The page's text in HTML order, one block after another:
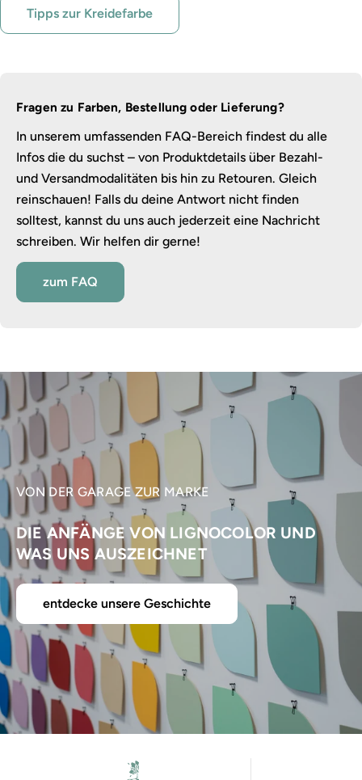
Tipps zur Kreidefarbe
Fragen zu Farben, Bestellung oder Lieferung?
In unserem umfassenden FAQ-Bereich findest du alle
Infos die du suchst – von Produktdetails über Bezahl-
und Versandmodalitäten bis hin zu Retouren. Gleich
reinschauen! Falls du deine Antwort nicht finden
solltest, kannst du uns auch jederzeit eine Nachricht
schreiben. Wir helfen dir gerne!
zum FAQ
VON DER GARAGE ZUR MARKE
DIE ANFÄNGE VON LIGNOCOLOR UND
WAS UNS AUSZEICHNET
entdecke unsere Geschichte